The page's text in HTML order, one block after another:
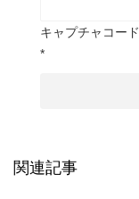
キャプチャコード
*
関連記事